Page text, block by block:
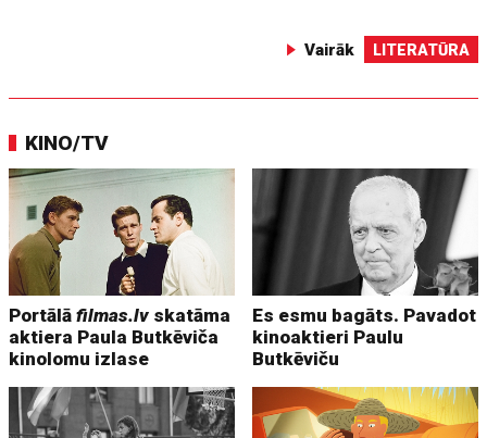
Vairāk LITERATŪRA
KINO/TV
Portālāfilmas.lv skatāma
aktiera Paula Butkēviča
kinolomu izlase
Es esmu bagāts. Pavadot
kinoaktieri Paulu
Butkēviču